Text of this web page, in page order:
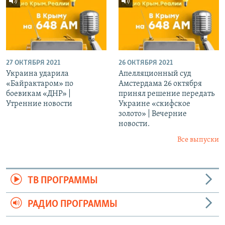
27 ОКТЯБРЯ 2021
Украина ударила
«Байрактаром» по
боевикам «ДНР» |
Утренние новости
26 ОКТЯБРЯ 2021
Апелляционный суд
Амстердама 26 октября
принял решение передать
Украине «скифское
золото» | Вечерние
новости.
Все выпуски
ТВ ПРОГРАММЫ
РАДИО ПРОГРАММЫ